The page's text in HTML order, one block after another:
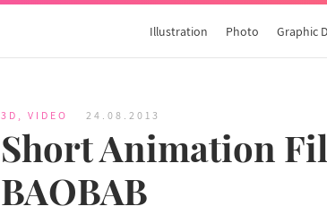
Illustration Photo Graphic
3D , VIDEO 24.08.2013
Short Animation
BAOBAB